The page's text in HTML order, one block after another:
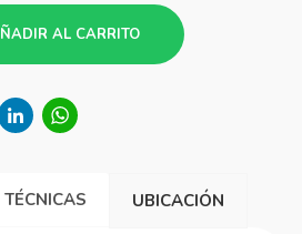
AL CARRITO
LinkedIn
UBICACIÓN